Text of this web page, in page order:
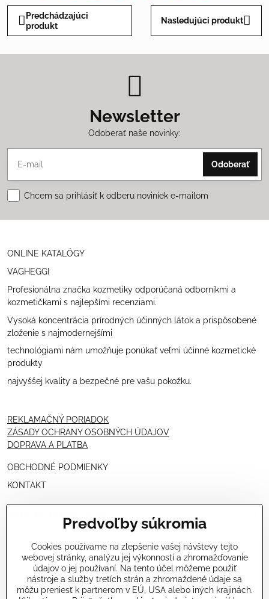
Predchádzajúci
produkt
Nasledujúci produkt
Newsletter
Odoberať naše novinky:
Odoberať
Chcem sa prihlásiť k odberu noviniek e-mailom
ONLINE KATALÓGY
VAGHEGGI
Profesionálna značka kozmetiky odporúčaná odborníkmi a
kozmetičkami s najlepšími recenziami.
Vysoká koncentrácia prírodných účinných látok a prispôsobené
zloženie s najmodernejšími
technológiami nám umožňuje ponúkať veľmi účinné kozmetické
produkty
najvyššej kvality a bezpečné pre vašu pokožku.
REKLAMAČNÝ PORIADOK
ZÁSADY OCHRANY OSOBNÝCH ÚDAJOV
DOPRAVA A PLATBA
OBCHODNÉ PODMIENKY
KONTAKT
PRE KOZMETIČKY
VÝHODNÁ PONUKA PRE PROFESIONÁLOV
NÁVODY OŠETRENÍ - VIDEÁ
ŠKOLENIE KOZMETIČIEK V TALIANSKU
Predvoľby súkromia
Cookies používame na zlepšenie vašej návštevy tejto
webovej stránky, analýzu jej výkonnosti a zhromažďovanie
údajov o jej používaní. Na tento účel môžeme použiť
nástroje a služby tretích strán a zhromaždené údaje sa
môžu preniesť k partnerom v EÚ, USA alebo iných krajinách.